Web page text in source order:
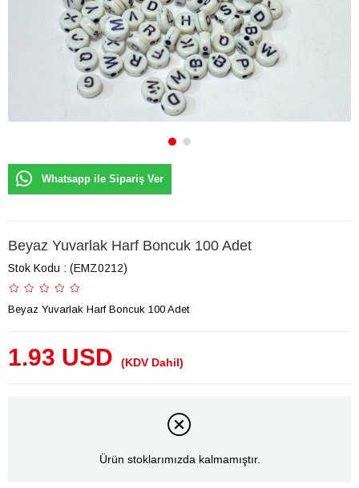
Whatsapp ile Sipariş Ver
Beyaz Yuvarlak Harf Boncuk 100 Adet
Stok Kodu (EMZ0212)
Beyaz Yuvarlak Harf Boncuk 100 Adet
1.93 USD (KDV Dahil)
Ürün stoklarımızda kalmamıştır.